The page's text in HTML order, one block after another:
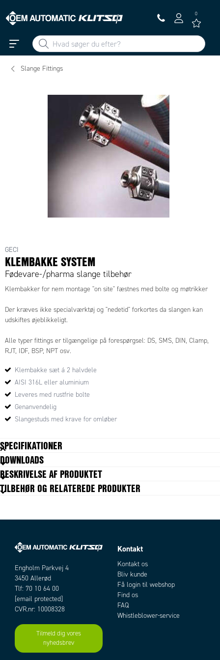
0
Slange Fittings
GECI
KLEMBAKKE SYSTEM
Fødevare-/pharma slange tilbehør
Klembakker for nem montage "on site" fæstnes med bolte og møtrikker
Der kræves ikke specialværktøj og "nedetid" forkortes da slangen kan
udskiftes øjeblikkeligt.
Alle typer fittings er tilgængelige på forespørgsel: DS, SMS, DIN, Clamp,
RJT, IDF, BSP, NPT osv.
Klembakke sæt á 2 halvdele
AISI 316L eller aluminium
Leveres med rustfrie bolte
Genanvendelig
Slangestuds med krave for omløber
SPECIFIKATIONER
DOWNLOADS
BESKRIVELSE AF PRODUKTET
TILBEHØR OG RELATEREDE PRODUKTER
Add to existing cart row
Engholm Parkvej 4
3450 Allerød
Tlf: 70 10 64 00
[email protected]
CVR.nr: 10008328
Tilmeld dig vores
nyhedsbrev
Kontakt
Kontakt os
Bliv kunde
Få login til webshop
Find os
FAQ
Whistleblower-service